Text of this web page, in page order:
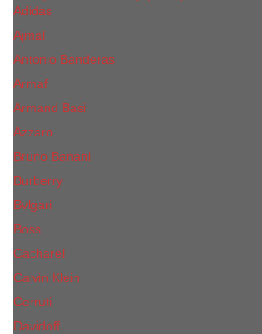
Adidas
Ajmal
Antonio Banderas
Armaf
Armand Basi
Azzaro
Bruno Banani
Burberry
Bvlgari
Boss
Cacharel
Calvin Klein
Cerruti
Davidoff